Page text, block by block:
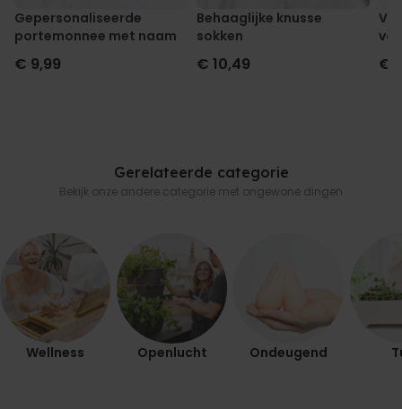
Gepersonaliseerde
portemonnee met naam
€ 9,99
Behaaglijke knusse
sokken
€ 10,49 €
Gerelateerde categorie
Bekijk onze andere categorie met ongewone dingen
Wellness Openlucht Ondeugend